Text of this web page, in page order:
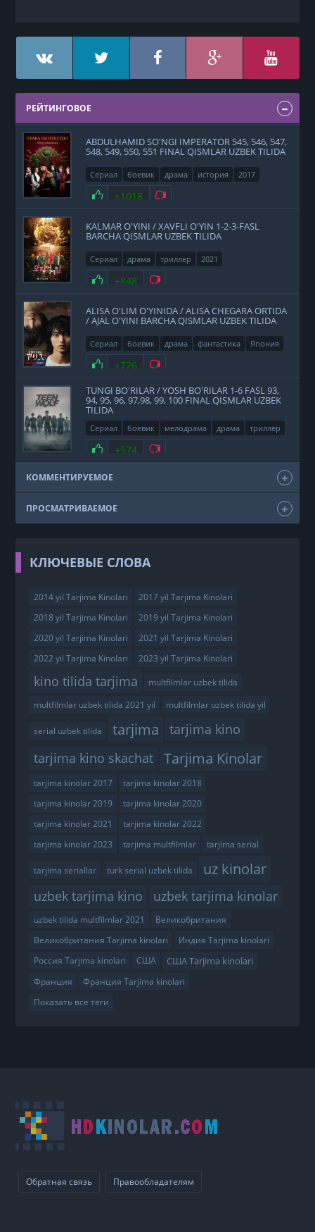
РЕЙТИНГОВОЕ
ABDULHAMID SO'NGI IMPERATOR 545, 546, 547,
548, 549, 550, 551 FINAL QISMLAR UZBEK TILIDA
Сериал боевик драма история 2017
Нравится
+1018 Не нравится
KALMAR O'YINI / XAVFLI O'YIN 1-2-3-FASL
BARCHA QISMLAR UZBEK TILIDA
Сериал драма триллер 2021
Нравится
+848 Не нравится
ALISA O'LIM O'YINIDA / ALISA CHEGARA ORTIDA
/ AJAL O'YINI BARCHA QISMLAR UZBEK TILIDA
Сериал боевик драма фантастика
Япония
2020
Нравится
+726 Не нравится
TUNGI BO'RILAR / YOSH BO'RILAR 1-6 FASL 93,
94, 95, 96, 97,98, 99, 100 FINAL QISMLAR UZBEK
TILIDA
Сериал боевик мелодрама драма
триллер
фэнтези
США 2011
Нравится
+574 Не нравится
КОММЕНТИРУЕМОЕ
ПРОСМАТРИВАЕМОЕ
КЛЮЧЕВЫЕ СЛОВА
2014 yil Tarjima Kinolari
2017 yil Tarjima Kinolari
2018 yil Tarjima Kinolari
2019 yil Tarjima Kinolari
2020 yil Tarjima Kinolari
2021 yil Tarjima Kinolari
2022 yil Tarjima Kinolari
2023 yil Tarjima Kinolari
kino tilida tarjima
multfilmlar uzbek tilida
multfilmlar uzbek tilida 2021 yil
multfilmlar uzbek tilida yil
serial uzbek tilida tarjima
tarjima kino
tarjima kino skachat
Tarjima Kinolar
tarjima kinolar 2017
tarjima kinolar 2018
tarjima kinolar 2019
tarjima kinolar 2020
tarjima kinolar 2021
tarjima kinolar 2022
tarjima kinolar 2023
tarjima multfilmlar tarjima serial
tarjima seriallar turk serial uzbek tilida uz kinolar
uzbek tarjima kino uzbek tarjima kinolar
uzbek tilida multfilmlar 2021
Великобритания
Великобритания Tarjima kinolari
Индия Tarjima kinolari
Россия Tarjima kinolari
США США Tarjima kinolari
Франция
Франция Tarjima kinolari
Показать все теги
Обратная связь Правообладателям